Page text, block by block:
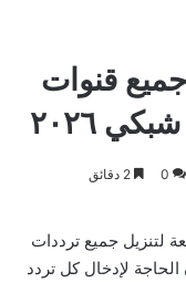
قنوات
٢٠٢٦
0 2 دقائق
لتنزيل جميع ترددات
لإدخال كل تردد